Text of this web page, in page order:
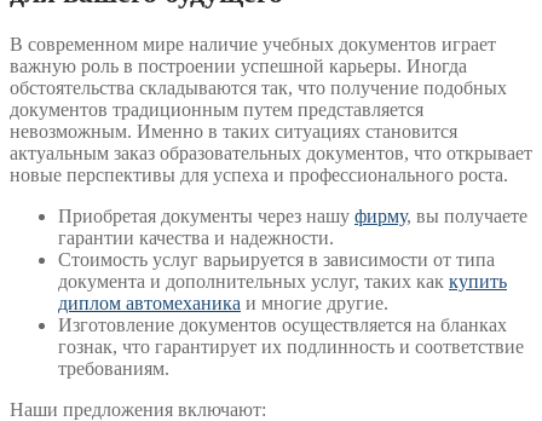
В современном мире наличие учебных документов играет
важную роль в построении успешной карьеры. Иногда
обстоятельства складываются так, что получение подобных
документов традиционным путем представляется
невозможным. Именно в таких ситуациях становится
актуальным заказ образовательных документов, что открывает
новые перспективы для успеха и профессионального роста.
Приобретая документы через нашу фирму, вы получаете
гарантии качества и надежности.
Стоимость услуг варьируется в зависимости от типа
документа и дополнительных услуг, таких как купить
диплом автомеханика и многие другие.
Изготовление документов осуществляется на бланках
гознак, что гарантирует их подлинность и соответствие
требованиям.
Наши предложения включают: